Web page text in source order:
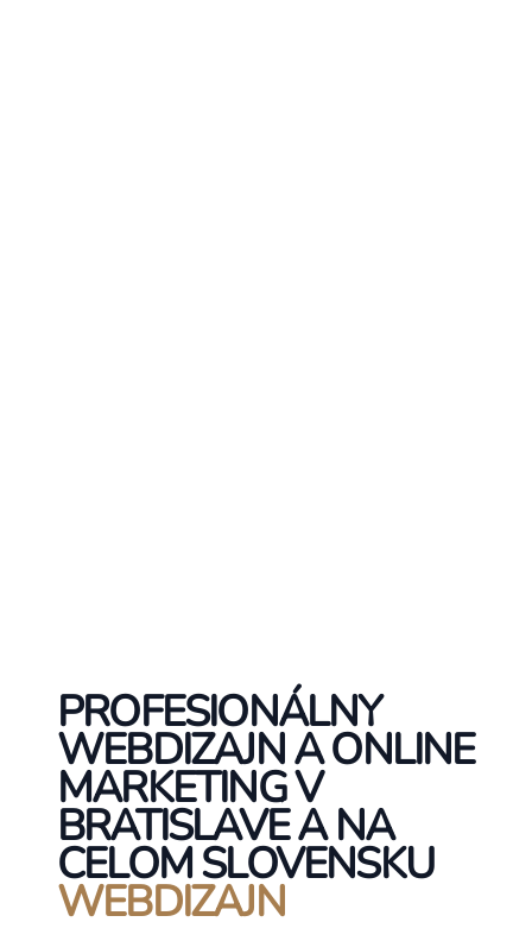
PROFESIONÁLNY
WEBDIZAJN A ONLINE
MARKETING V
BRATISLAVE A NA
CELOM SLOVENSKU
WEBDIZAJN